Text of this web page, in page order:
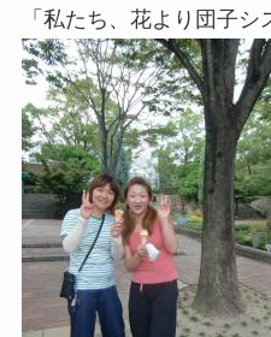
「私たち、花より団子シ